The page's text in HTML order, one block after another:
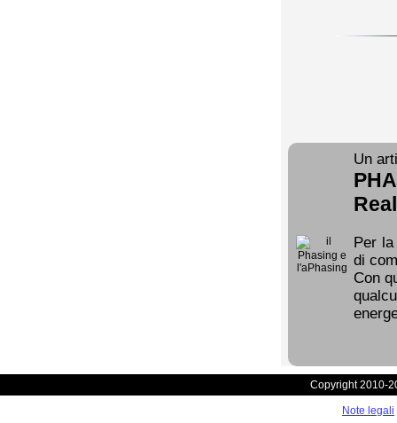
Un
Per
di
Con
Copyright 2010-
Note legali